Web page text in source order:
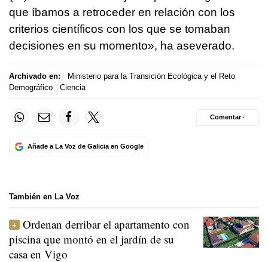
que íbamos a retroceder en relación con los
criterios científicos con los que se tomaban
decisiones en su momento», ha aseverado.
Archivado en:
Ministerio para la Transición Ecológica y el Reto
Demográfico
Ciencia
Añade a La Voz de Galicia en Google
Comentar ·
También en La Voz
Ordenan derribar el apartamento con
piscina que montó en el jardín de su
casa en Vigo